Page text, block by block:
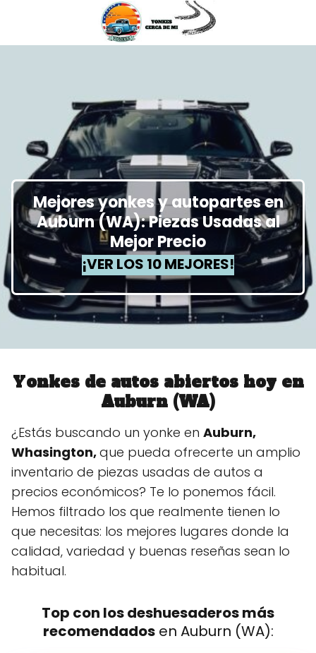
Mejores yonkes y autopartes en
Auburn (WA): Piezas Usadas al
Mejor Precio
¡VER LOS 10 MEJORES!
Yonkes de autos abiertos hoy en
Auburn (WA)
¿Estás buscando un yonke en Auburn,
Whasington,que pueda ofrecerte un amplio
inventario de piezas usadas de autos a
precios económicos? Te lo ponemos fácil.
Hemos filtrado los que realmente tienen lo
que necesitas: los mejores lugares donde la
calidad, variedad y buenas reseñas sean lo
habitual.
Top con los deshuesaderos más
recomendadosen Auburn (WA):